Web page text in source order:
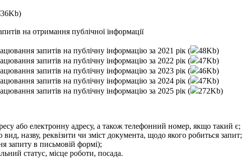
36Kb)
на отримання публічної інформації
запитів на публічну інформацію за 2021 рік (
48Kb)
запитів на публічну інформацію за 2022 рік (
47Kb)
запитів на публічну інформацію за 2023 рік (
46Kb)
запитів на публічну інформацію за 2024 рік (
47Kb)
запитів на публічну інформацію за 2025 рік (
272Kb)
або електронну адресу, а також телефонний номер, якщо такий є;
вид, назву, реквізити чи зміст документа, щодо якого робиться запит;
запиту в письмовій формі);
статус, місце роботи, посада.